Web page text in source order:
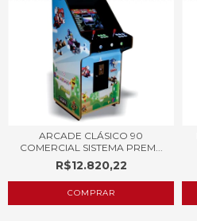
ARCADE CLÁSICO 90
COMERCIAL SISTEMA PREM...
R$12.820,22
COMPRAR